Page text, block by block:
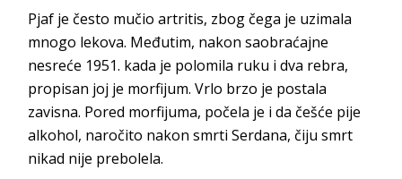
Pjaf je često mučio artritis, zbog čega je uzimala
mnogo lekova. Međutim, nakon saobraćajne
nesreće 1951. kada je polomila ruku i dva rebra,
propisan joj je morfijum. Vrlo brzo je postala
zavisna. Pored morfijuma, počela je i da češće pije
alkohol, naročito nakon smrti Serdana, čiju smrt
nikad nije prebolela.